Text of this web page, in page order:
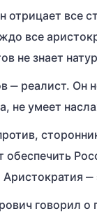
отрицает все
все
не знает
‒ реалист. Он
не умеет
‒
говорил о